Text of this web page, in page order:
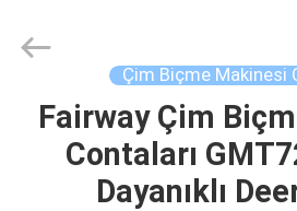
ÜRÜN:%
Long
Trading
Reserved.
Çim Biçme Makinesi
Fairway Çim
Contaları
Dayanıklı